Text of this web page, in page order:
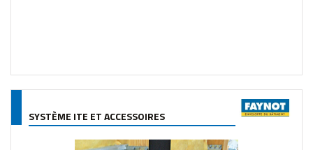
SYSTÈME ITE ET ACCESSOIRES